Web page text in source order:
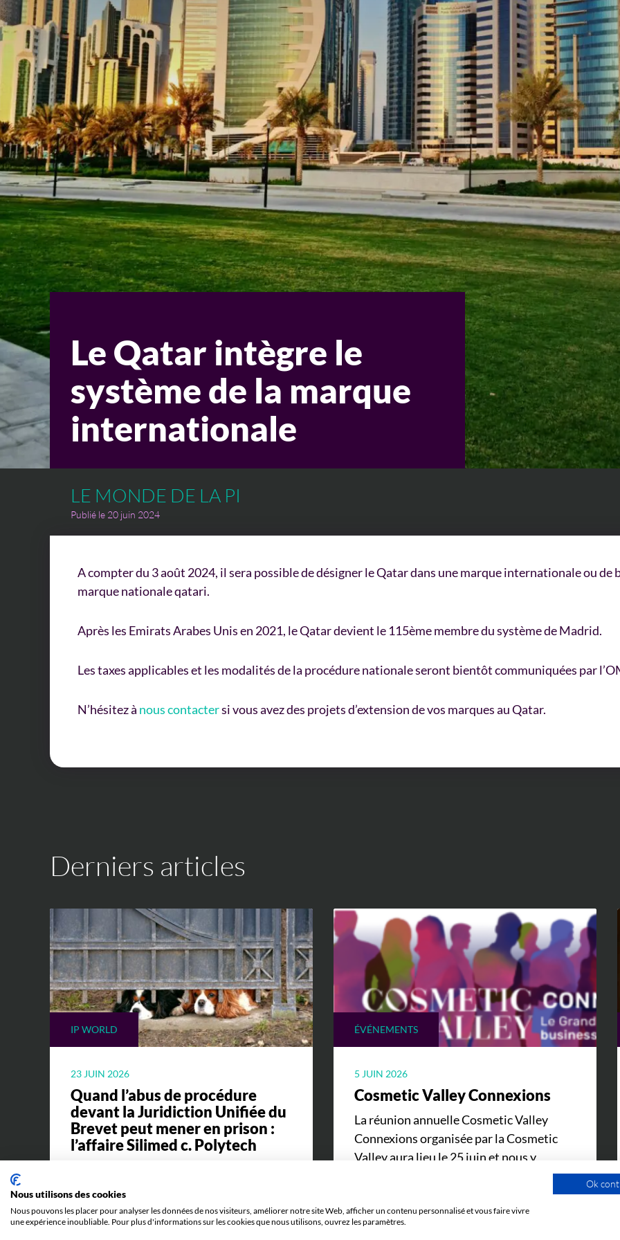
Le Qatar intègre le
système de la marque
internationale
LE MONDE DE LA PI
Publié le 20 juin 2024
A compter du 3 août 2024, il sera possible de désigner le Qatar dans une marque internationale ou
marque nationale qatari.
Après les Emirats Arabes Unis en 2021, le Qatar devient le 115ème membre du système de Madrid.
Les taxes applicables et les modalités de la procédure nationale seront bientôt communiquées par
N’hésitez à nous contactersi vous avez des projets d’extension de vos marques au Qatar.
Derniers articles
IP WORLD
23 JUIN 2026
Quand l’abus de procédure
devant la Juridiction Unifiée du
Brevet peut mener en prison :
l’affaire Silimed c. Polytech
l'affaire Silimed c. Polytech et ses
implications.
ÉVÉNEMENTS
5 JUIN 2026
Cosmetic Valley Connexions
La réunion annuelle Cosmetic Valley
Connexions organisée par la Cosmetic
Valley aura lieu le 25 juin et nous y
Nous utilisons des cookies
Nous pouvons les placer pour analyser les données de nos visiteurs, améliorer notre site Web, afficher un contenu personnalisé et vous faire vivre
une expérience inoubliable. Pour plus d'informations sur les cookies que nous utilisons, ouvrez les paramètres.
Ok